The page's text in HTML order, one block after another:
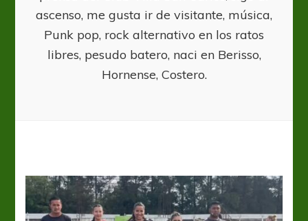
ascenso, me gusta ir de visitante, música,
Punk pop, rock alternativo en los ratos
libres, pesudo batero, naci en Berisso,
Hornense, Costero.